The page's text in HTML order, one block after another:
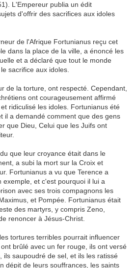
L'Empereur publia un édit
d'offrir des sacrifices aux idoles
de l'Afrique Fortunianus reçu cet
dans la place de la ville, a énoncé les
et a déclaré que tout le monde
sacrifice aux idoles.
la torture, ont respecté. Cependant,
ont courageusement affirmé
ridiculisé les idoles. Fortunianus été
il a demandé comment que des gens
que Dieu, Celui que les Juifs ont
leur croyance était dans le
a subi la mort sur la Croix et
Fortunianus a vu que Terence a
exemple, et c'est pourquoi il lui a
avec ses trois compagnons les
et Pompée. Fortunianus était
des martyrs, y compris Zeno,
renoncer à Jésus-Christ.
terribles pourrait influencer
brûlé avec un fer rouge, ils ont versé
ils saupoudré de sel, et ils les ratissé
dépit de leurs souffrances, les saints